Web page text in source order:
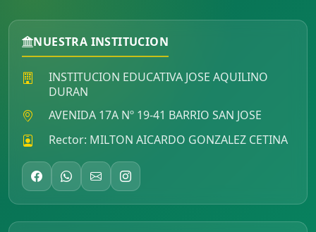
NUESTRA INSTITUCION
INSTITUCION EDUCATIVA JOSE AQUILINO
DURAN
AVENIDA 17A Nº 19-41 BARRIO SAN JOSE
Rector: MILTON AICARDO GONZALEZ CETINA